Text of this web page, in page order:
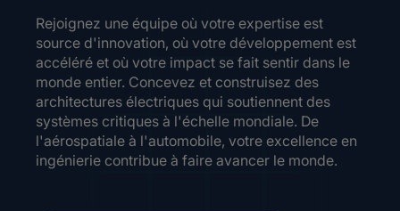
Rejoignez une équipe où votre expertise est
source d'innovation, où votre développement est
accéléré et où votre impact se fait sentir dans le
monde entier. Concevez et construisez des
architectures électriques qui soutiennent des
systèmes critiques à l'échelle mondiale. De
l'aérospatiale à l'automobile, votre excellence en
ingénierie contribue à faire avancer le monde.